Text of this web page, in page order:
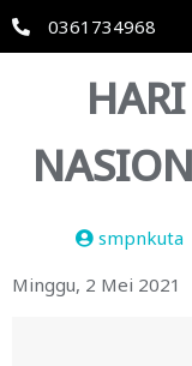
0361734968
smpnkuta
Minggu, 2 Mei 2021